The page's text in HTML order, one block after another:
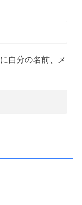
自分の名前、メ